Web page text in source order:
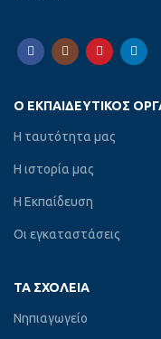
Ο ΕΚΠΑΙΔΕΥΤΙΚΌΣ
Η ταυτότητα μας
Η ιστορία μας
Η Εκπαίδευση
Οι εγκαταστάσεις
ΤΑ ΣΧΟΛΕΊΑ
Νηπιαγωγείο